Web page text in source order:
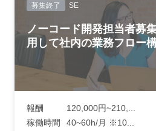
募集終了 SE
ノーコード開発担当者募
用して社内の業務フロー
報酬
120,000円~210,...
稼働時間
40~60h/月 ※10...